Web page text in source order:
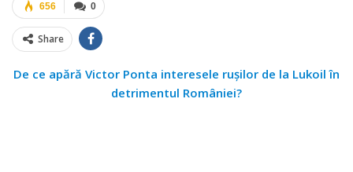
0
656
Share
De ce apără Victor Ponta interesele ruşilor de la Lukoil în
detrimentul României?